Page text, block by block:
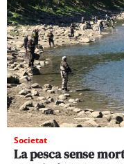
Societat
La pesca sense